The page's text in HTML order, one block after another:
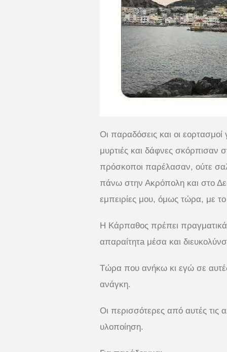
Οι παραδόσεις και οι
μυρτιές και δάφνες σκόρπισαν
πρόσκοποι παρέλασαν, ούτε
πάνω στην Ακρόπολη και στο
εμπειρίες μου, όμως τώρα, με
Η Κάρπαθος πρέπει
απαραίτητa μέσα και
Τώρα που ανήκω κι εγώ σε
ανάγκη.
Οι περισσότερες από αυτές τις
υλοποίηση.